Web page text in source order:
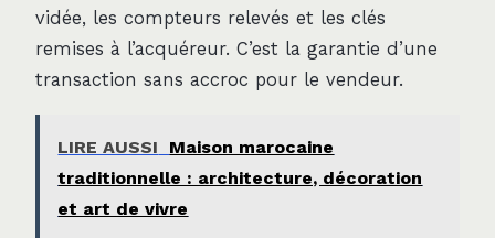
vidée, les compteurs relevés et les clés
remises à l’acquéreur. C’est la garantie d’une
transaction sans accroc pour le vendeur.
LIRE AUSSI
Maison marocaine
traditionnelle : architecture, décoration
et art de vivre